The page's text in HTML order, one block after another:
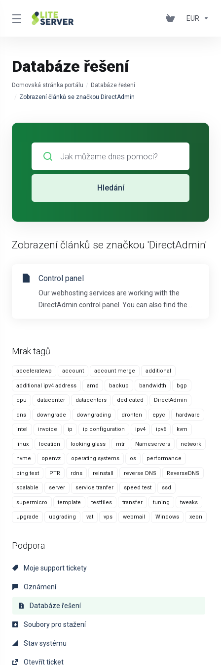
EUR
Databáze řešení
Domovská stránka portálu
Databáze řešení
Zobrazení článků se značkou DirectAdmin
Mrak tagů
acceleratewp account account merge additional
additional ipv4 address amd backup bandwidth bgp
cpu datacenter datacenters dedicated DirectAdmin
dns downgrade downgrading dronten epyc hardware
intel invoice ip ip configuration ipv4 ipv6 kvm
linux location looking glass mtr Nameservers network
nvme openvz operating systems os performance
ping test PTR rdns reinstall reverse DNS ReverseDNS
scalable server service tranfer speed test ssd
supermicro template testfiles transfer tuning tweaks
upgrade upgrading vat vps webmail Windows xeon
Podpora
Moje support tickety
Oznámení
Databáze řešení
Soubory pro stažení
Stav systému
Otevřít ticket
Hledání
Zobrazení článků se značkou 'DirectAdmin'
Control panel
Our webhosting services are working with the
DirectAdmin control panel. You can also find the...